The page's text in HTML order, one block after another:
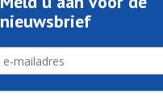
nieuwsbrief